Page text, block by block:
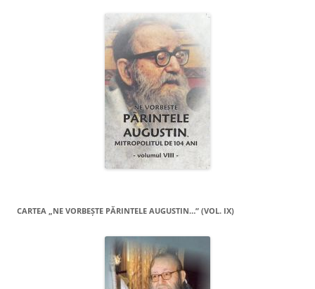
CARTEA „NE VORBEŞTE PĂRINTELE AUGUSTIN…” (VOL. IX)